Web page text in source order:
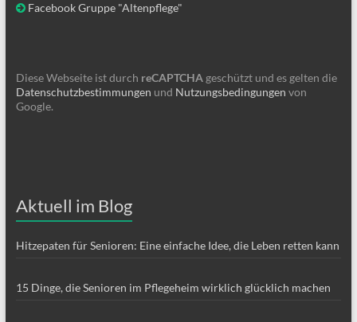
Facebook Gruppe "Altenpflege"
Diese Webseite ist durch reCAPTCHAgeschützt und es gelten die
Datenschutzbestimmungen und Nutzungsbedingungen von
Google.
Aktuell im Blog
Hitzepaten für Senioren: Eine einfache Idee, die Leben retten kann
15 Dinge, die Senioren im Pflegeheim wirklich glücklich machen